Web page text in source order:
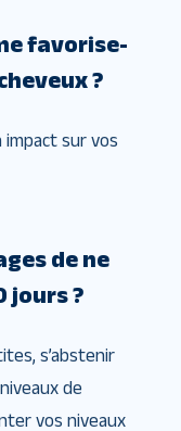
favorise-
?
impact sur vos
de ne
jours ?
s’abstenir
de
vos niveaux